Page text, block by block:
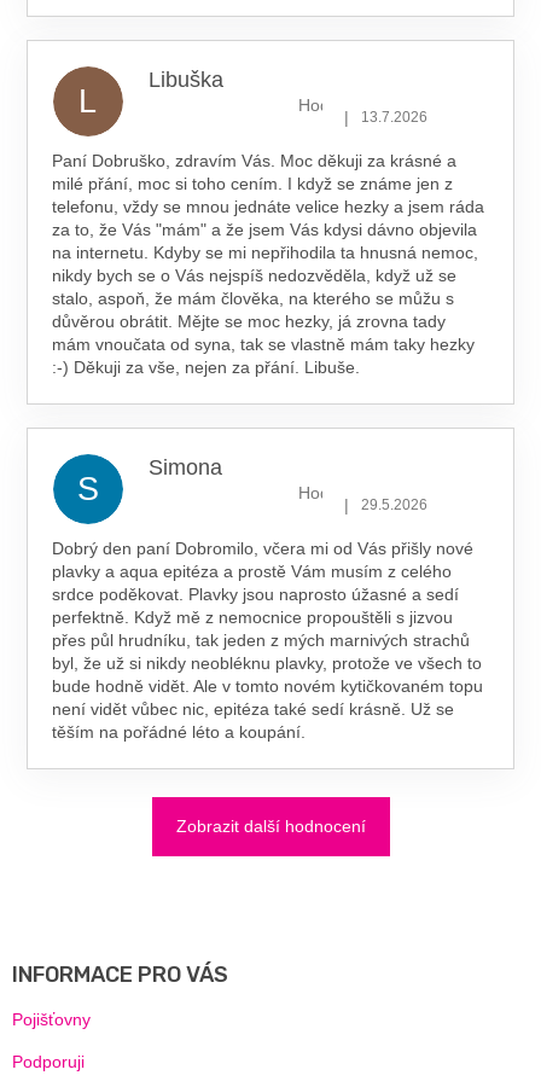
L
Libuška
Hodnocení obchodu je 5 z 5
| 13.7.2026
Paní Dobruško, zdravím Vás. Moc děkuji za krásné a
milé přání, moc si toho cením. I když se známe jen z
telefonu, vždy se mnou jednáte velice hezky a jsem ráda
za to, že Vás "mám" a že jsem Vás kdysi dávno objevila
na internetu. Kdyby se mi nepřihodila ta hnusná nemoc,
nikdy bych se o Vás nejspíš nedozvěděla, když už se
stalo, aspoň, že mám člověka, na kterého se můžu s
důvěrou obrátit. Mějte se moc hezky, já zrovna tady
mám vnoučata od syna, tak se vlastně mám taky hezky
:-) Děkuji za vše, nejen za přání. Libuše.
S
Simona
Hodnocení obchodu je 5 z 5
| 29.5.2026
Dobrý den paní Dobromilo, včera mi od Vás přišly nové
plavky a aqua epitéza a prostě Vám musím z celého
srdce poděkovat. Plavky jsou naprosto úžasné a sedí
perfektně. Když mě z nemocnice propouštěli s jizvou
přes půl hrudníku, tak jeden z mých marnivých strachů
byl, že už si nikdy neobléknu plavky, protože ve všech to
bude hodně vidět. Ale v tomto novém kytičkovaném topu
není vidět vůbec nic, epitéza také sedí krásně. Už se
těším na pořádné léto a koupání.
Zobrazit další hodnocení
INFORMACE PRO VÁS
Pojišťovny
Podporuji